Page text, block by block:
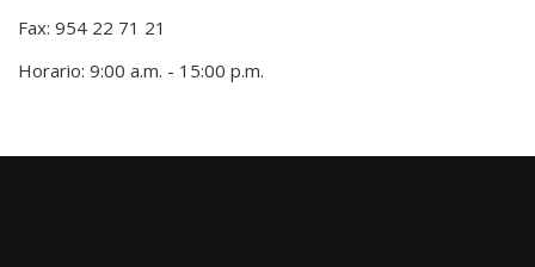
Fax: 954 22 71 21
Horario: 9:00 a.m. - 15:00 p.m.